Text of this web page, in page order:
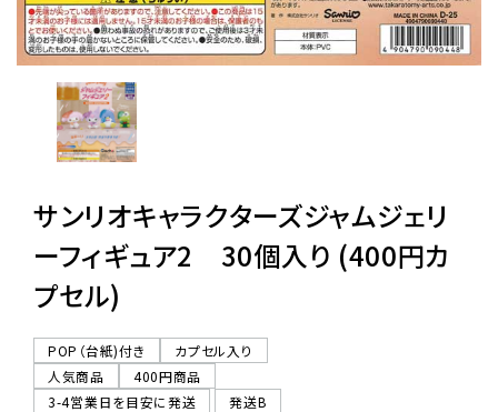
よくあるご質問
06-6282-7659
サンリオキャラクターズジャムジェリ
ーフィギュア2 30個入り (400円カ
プセル)
POP（台紙)付き
カプセル入り
人気商品
400円商品
3-4営業日を目安に発送
発送B